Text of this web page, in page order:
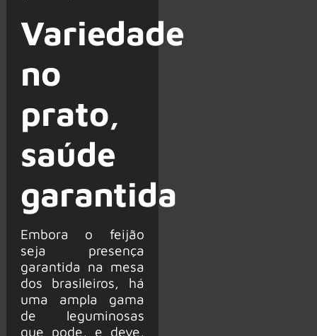
Variedade
no
prato,
saúde
garantida
Embora o feijão
seja presença
garantida na mesa
dos brasileiros, há
uma ampla gama
de leguminosas
que pode, e deve,